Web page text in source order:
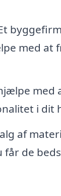
med at
med
i dit
af
de